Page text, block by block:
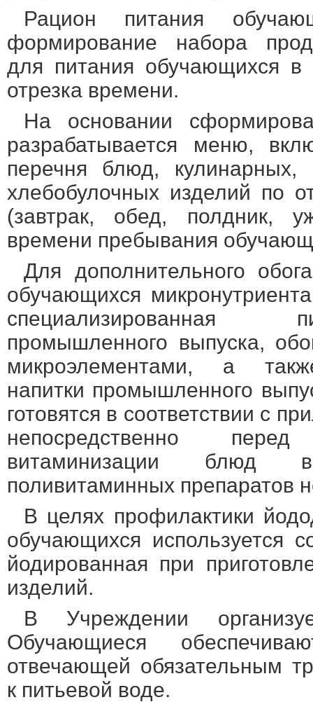
Рацион питания
формирование набора
для питания обучающихся в
отрезка времени.
На основании
разрабатывается меню,
перечня блюд, кулинарных,
хлебобулочных изделий по
(завтрак, обед, полдник,
времени пребывания
Для дополнительного
обучающихся
специализированная
промышленного выпуска,
микроэлементами, а
напитки промышленного
готовятся в соответствии с
непосредственно
витаминизации блюд
поливитаминных препаратов
В целях профилактики
обучающихся используется
йодированная при
изделий.
В Учреждении
Обучающиеся
отвечающей обязательным
к питьевой воде.